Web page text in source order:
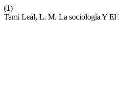
(1)
Tami Leal, L. M. La sociología Y El